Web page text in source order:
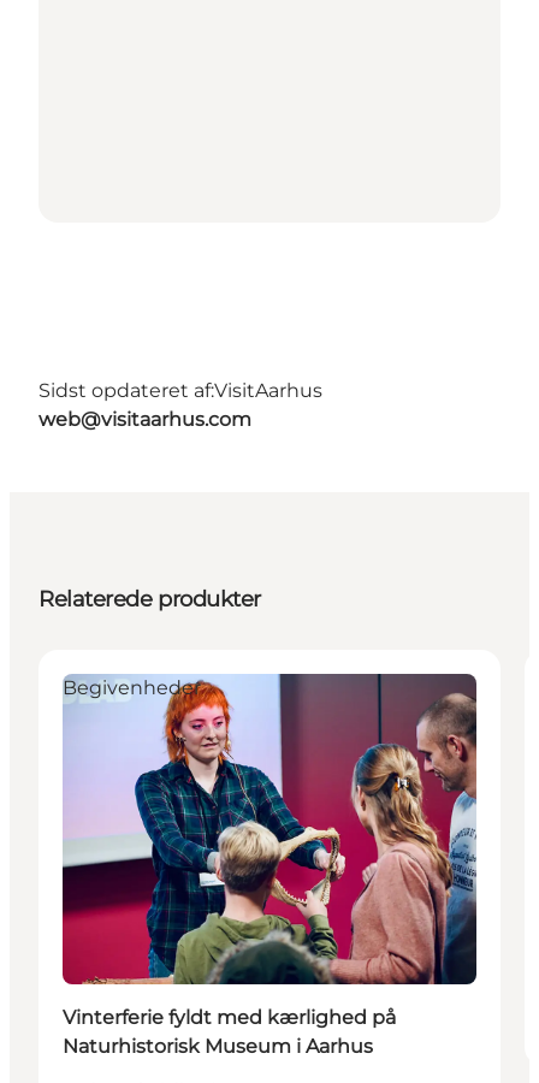
Sidst opdateret af:VisitAarhus
web@visitaarhus.com
Relaterede produkter
Begivenheder
Vinterferie fyldt med kærlighed på
Naturhistorisk Museum i Aarhus